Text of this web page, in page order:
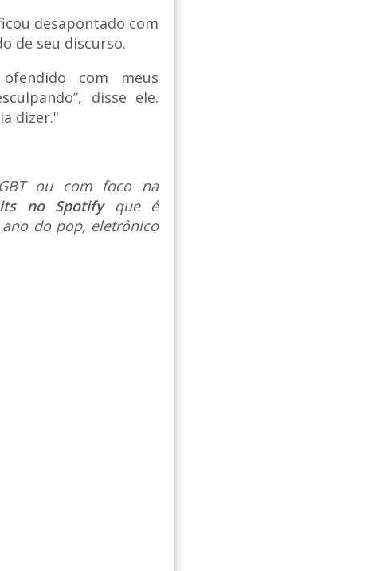
desapontado com
de seu discurso.
com meus
disse ele.
dizer."
ou com foco na
no Spotify que é
do pop, eletrônico